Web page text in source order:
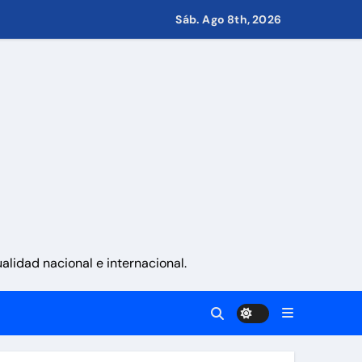
Sáb. Ago 8th, 2026
nacional e internacional.